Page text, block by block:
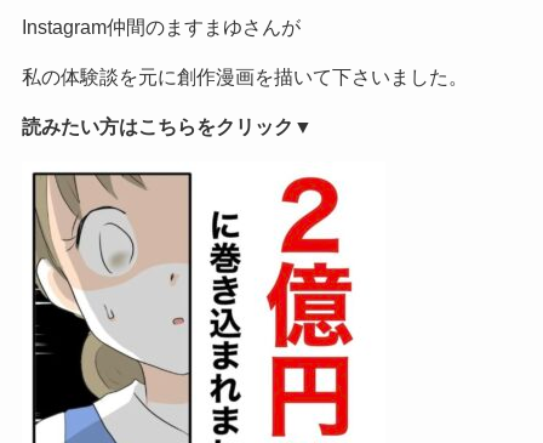
Instagram仲間のますまゆさんが
私の体験談を元に創作漫画を描いて下さいました。
読みたい方はこちらをクリック▼